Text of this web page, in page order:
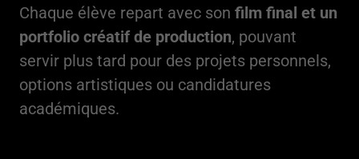
Chaque élève repart avec son film final et un
portfolio créatif de production, pouvant
servir plus tard pour des projets personnels,
options artistiques ou candidatures
académiques.